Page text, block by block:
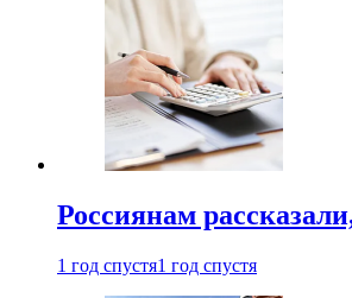
Россиянам
1 год спустя1 год спустя